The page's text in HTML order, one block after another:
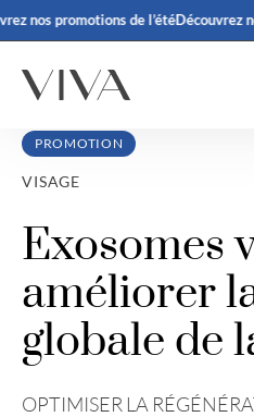
nos promotions de l’étéDécouvrez
PROMOTION
VISAGE
Exosomes
améliorer
globale de
OPTIMISER LA